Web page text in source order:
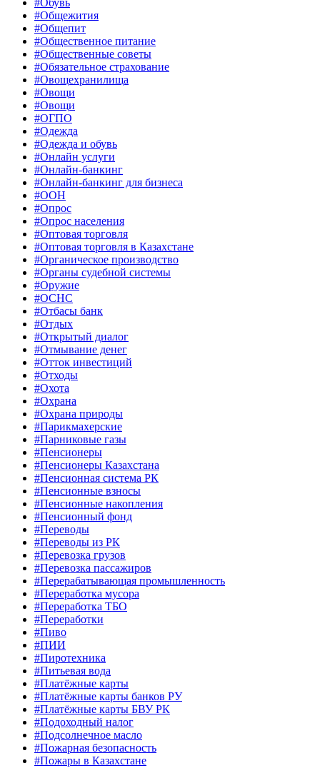
#Обувь
#Общежития
#Общепит
#Общественное питание
#Общественные советы
#Обязательное страхование
#Овощехранилища
#Овощи
#Овощи
#ОГПО
#Одежда
#Одежда и обувь
#Онлайн услуги
#Онлайн-банкинг
#Онлайн-банкинг для бизнеса
#ООН
#Опрос
#Опрос населения
#Оптовая торговля
#Оптовая торговля в Казахстане
#Органическое производство
#Органы судебной системы
#Оружие
#ОСНС
#Отбасы банк
#Отдых
#Открытый диалог
#Отмывание денег
#Отток инвестиций
#Отходы
#Охота
#Охрана
#Охрана природы
#Парикмахерские
#Парниковые газы
#Пенсионеры
#Пенсионеры Казахстана
#Пенсионная система РК
#Пенсионные взносы
#Пенсионные накопления
#Пенсионный фонд
#Переводы
#Переводы из РК
#Перевозка грузов
#Перевозка пассажиров
#Перерабатывающая промышленность
#Переработка мусора
#Переработка ТБО
#Переработки
#Пиво
#ПИИ
#Пиротехника
#Питьевая вода
#Платёжные карты
#Платёжные карты банков РУ
#Платёжные карты БВУ РК
#Подоходный налог
#Подсолнечное масло
#Пожарная безопасность
#Пожары в Казахстане